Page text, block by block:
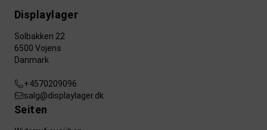
Displaylager
Solbakken 22
6500 Vojens
Danmark
+4570209096
salg@displaylager.dk
Seiten